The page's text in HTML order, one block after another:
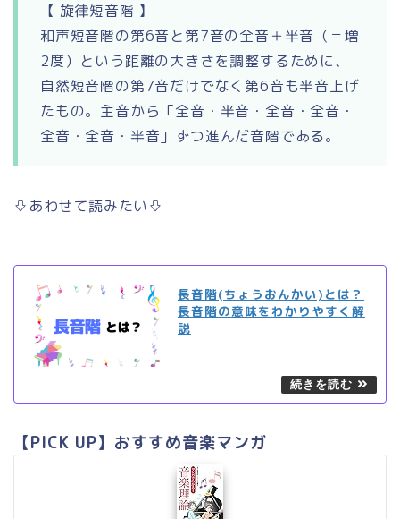
【 旋律短音階 】
和声短音階の第6音と第7音の全音＋半音（＝増
2度）という距離の大きさを調整するために、
自然短音階の第7音だけでなく第6音も半音上げ
たもの。主音から「全音・半音・全音・全音・
全音・全音・半音」ずつ進んだ音階である。
⇩あわせて読みたい⇩
長音階(ちょうおんかい)とは？
長音階の意味をわかりやすく解
説
【PICK UP】おすすめ音楽マンガ